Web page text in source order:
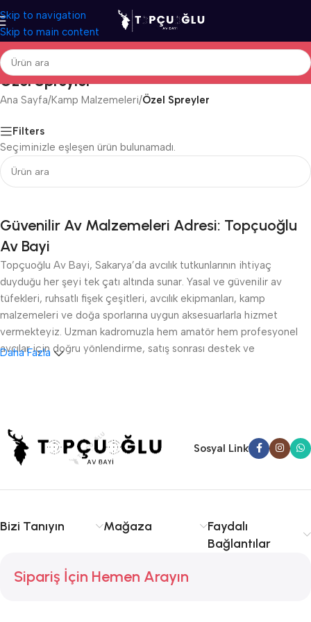
Skip to navigation
Skip to main content
Özel Spreyler
Ana Sayfa/Kamp Malzemeleri/Özel Spreyler
Filters
Seçiminizle eşleşen ürün bulunamadı.
Güvenilir Av Malzemeleri Adresi: Topçuoğlu
Av Bayi
Topçuoğlu Av Bayi, Sakarya’da avcılık tutkunlarının ihtiyaç
duyduğu her şeyi tek çatı altında sunar. Yasal ve güvenilir av
tüfekleri, ruhsatlı fişek çeşitleri, avcılık ekipmanları, kamp
malzemeleri ve doğa sporlarına uygun aksesuarlarla hizmet
vermekteyiz. Uzman kadromuzla hem amatör hem profesyonel
avcılar için doğru yönlendirme, satış sonrası destek ve
sunuyoruz. Avcılıkta kalite, güvenlik ve deneyim için Topçuoğlu
Av sizinle!
Daha Fazla
Sosyal Link
Bizi Tanıyın Mağaza
Faydalı
Bağlantılar
Sipariş İçin Hemen Arayın